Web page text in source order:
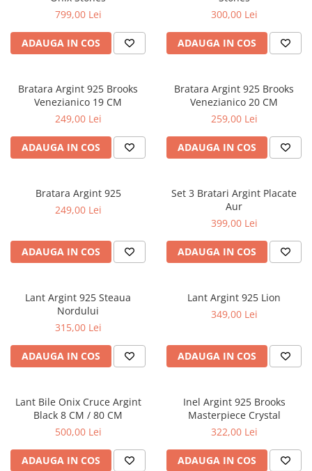
799,00 Lei
ADAUGA IN COS
300,00 Lei
ADAUGA IN COS
Bratara Argint 925 Brooks
Venezianico 19 CM
249,00 Lei
ADAUGA IN COS
Bratara Argint 925 Brooks
Venezianico 20 CM
259,00 Lei
ADAUGA IN COS
Bratara Argint 925
249,00 Lei
ADAUGA IN COS
Set 3 Bratari Argint Placate
Aur
399,00 Lei
ADAUGA IN COS
Lant Argint 925 Steaua
Nordului
315,00 Lei
ADAUGA IN COS
Lant Argint 925 Lion
349,00 Lei
ADAUGA IN COS
Lant Bile Onix Cruce Argint
Black 8 CM / 80 CM
500,00 Lei
ADAUGA IN COS
Inel Argint 925 Brooks
Masterpiece Crystal
322,00 Lei
ADAUGA IN COS